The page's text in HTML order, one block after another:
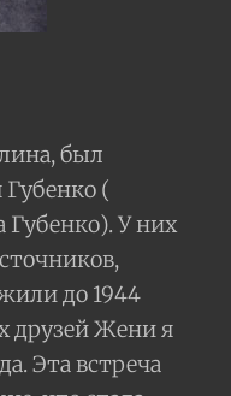
был
(
У них
до 1944
друзей Жени я
Эта встреча